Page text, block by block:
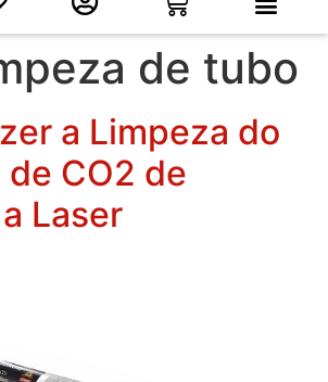
de tubo
a Limpeza do
CO2 de
Laser